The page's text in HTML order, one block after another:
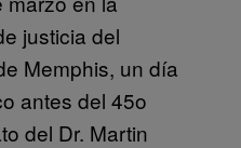
justicia del
Memphis, un día
antes del 45o
del Dr. Martin